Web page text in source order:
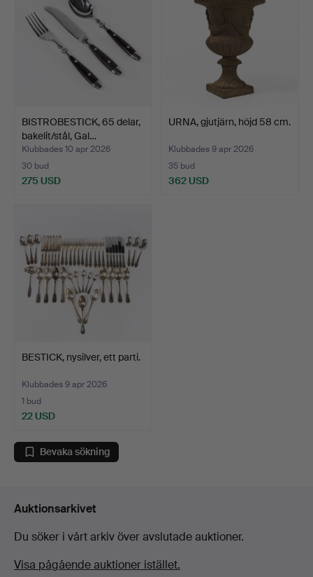
BISTROBESTICK, 65 delar,
bakelit/stål, Gal…
Klubbades 10 apr 2026
30 bud
275 USD
URNA, gjutjärn, höjd 58 cm.
Klubbades 9 apr 2026
35 bud
362 USD
BESTICK, nysilver, ett parti.
Klubbades 9 apr 2026
1 bud
22 USD
Bevaka sökning
Auktionsarkivet
Du söker i vårt arkiv över avslutade auktioner.
Visa pågående auktioner istället.